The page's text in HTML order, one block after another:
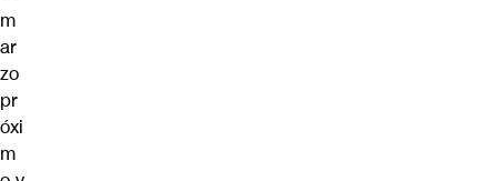
m
ar
zo
pr
óxi
m